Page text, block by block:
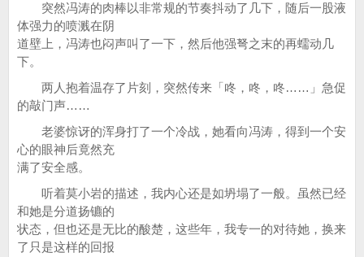
突然冯涛的肉棒以非常规的节奏抖动了几下，随后一股液
体强力的喷溅在阴
道壁上，冯涛也闷声叫了一下，然后他强弩之末的再蠕动几
下。
两人抱着温存了片刻，突然传来「咚，咚，咚……」急促
的敲门声……
老婆惊讶的浑身打了一个冷战，她看向冯涛，得到一个安
心的眼神后竟然充
满了安全感。
听着莫小岩的描述，我内心还是如坍塌了一般。虽然已经
和她是分道扬镳的
状态，但也还是无比的酸楚，这些年，我专一的对待她，换来
了只是这样的回报